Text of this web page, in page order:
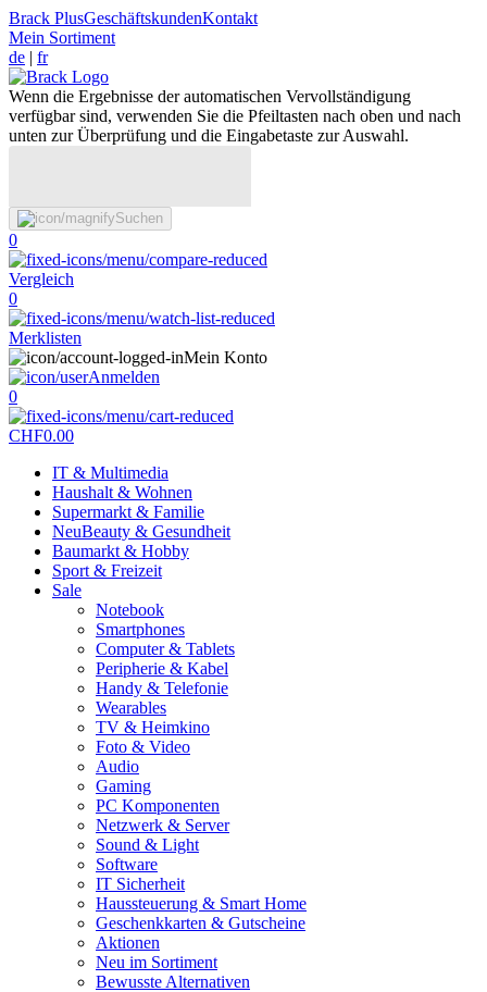
Brack PlusGeschäftskundenKontakt
Mein Sortiment
de | fr
Wenn die Ergebnisse der automatischen Vervollständigung
verfügbar sind, verwenden Sie die Pfeiltasten nach oben und nach
unten zur Überprüfung und die Eingabetaste zur Auswahl.
Suchen
0
Vergleich
0
Merklisten
Mein Konto
Anmelden
0
CHF0.00
IT & Multimedia
Haushalt & Wohnen
Supermarkt & Familie
NeuBeauty & Gesundheit
Baumarkt & Hobby
Sport & Freizeit
Sale
Notebook
Smartphones
Computer & Tablets
Peripherie & Kabel
Handy & Telefonie
Wearables
TV & Heimkino
Foto & Video
Audio
Gaming
PC Komponenten
Netzwerk & Server
Sound & Light
Software
IT Sicherheit
Haussteuerung & Smart Home
Geschenkkarten & Gutscheine
Aktionen
Neu im Sortiment
Bewusste Alternativen